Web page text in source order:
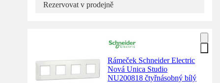
Rezervovat v prodejně
Rámeček Schneider Electric
Nová Unica Studio
NU200818 čtyřnásobný bílý